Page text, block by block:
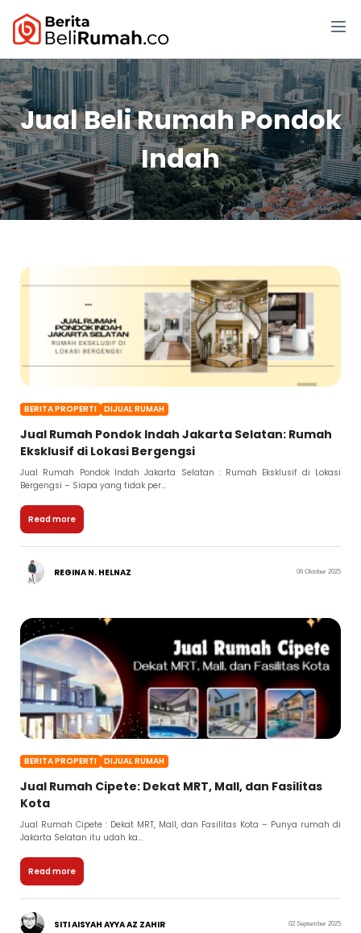
Jual Beli Rumah Pondok
Indah
BERITA PROPERTI DIJUAL RUMAH
Jual Rumah Pondok Indah Jakarta Selatan: Rumah
Eksklusif di Lokasi Bergengsi
Jual Rumah Pondok Indah Jakarta Selatan : Rumah Eksklusif di Lokasi
Bergengsi – Siapa yang tidak per...
Read more
REGINA N. HELNAZ 06 Oktober 2025
BERITA PROPERTI DIJUAL RUMAH
Jual Rumah Cipete: Dekat MRT, Mall, dan Fasilitas
Kota
Jual Rumah Cipete : Dekat MRT, Mall, dan Fasilitas Kota – Punya rumah di
Jakarta Selatan itu udah ka...
Read more
SITI AISYAH AYYA AZ ZAHIR 02 September 2025